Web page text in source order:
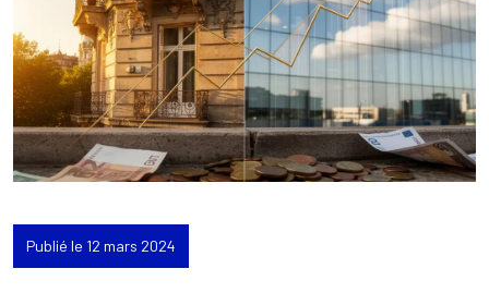
Publié le 12 mars 2024